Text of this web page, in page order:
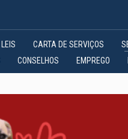
LEIS CARTA DE SERVIÇOS
CONSELHOS EMPREGO